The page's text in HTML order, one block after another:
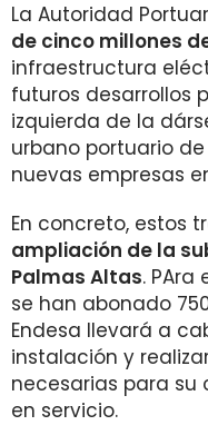
La Autoridad
de cinco millones
infraestructura
futuros desarrollos
izquierda de la
urbano portuario
nuevas empresas
En concreto, estos
ampliación de la
Palmas Altas.
se han abonado
Endesa llevará a
instalación y
necesarias para su
en servicio.